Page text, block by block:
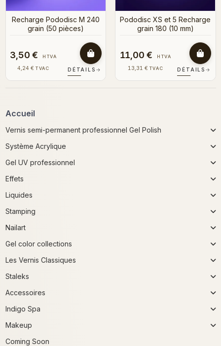
Recharge Pododisc M 240
grain (50 pièces)
3,50 € HTVA
4,24 € TVAC DÉTAILS →
Pododisc XS et 5 Recharge
grain 180 (10 mm)
11,00 € HTVA
13,31 € TVAC DÉTAILS →
Accueil
Vernis semi-permanent professionnel Gel Polish
Système Acrylique
Gel UV professionnel
Effets
Liquides
Stamping
Nailart
Gel color collections
Les Vernis Classiques
Staleks
Accessoires
Indigo Spa
Makeup
Coming Soon